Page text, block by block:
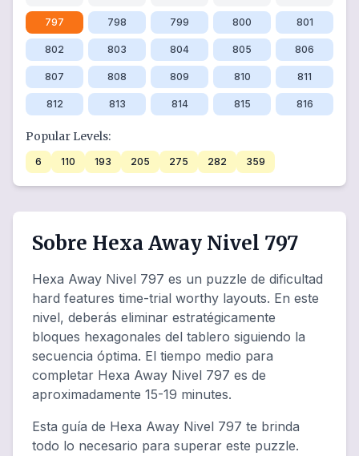
797 798 799 800 801
802 803 804 805 806
807 808 809 810 811
812 813 814 815 816
Popular Levels:
6 110 193 205 275 282 359
Sobre Hexa Away Nivel 797
Hexa Away Nivel 797 es un puzzle de dificultad
hard features time-trial worthy layouts. En este
nivel, deberás eliminar estratégicamente
bloques hexagonales del tablero siguiendo la
secuencia óptima. El tiempo medio para
completar Hexa Away Nivel 797 es de
aproximadamente 15-19 minutes.
Esta guía de Hexa Away Nivel 797 te brinda
todo lo necesario para superar este puzzle.